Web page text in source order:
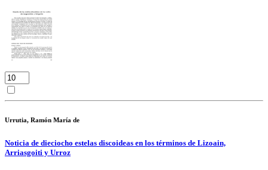
Urrutia, Ramón María de
Noticia de dieciocho estelas discoideas en los términos de Lizoain,
Arriasgoiti y Urroz